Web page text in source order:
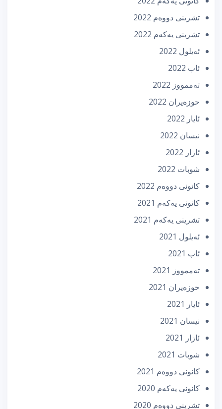
تشرینی دووه‌م 2022
تشرینی یه‌كه‌م 2022
ئه‌یلول 2022
ئاب 2022
تەممووز 2022
حوزه‌یران 2022
ئایار 2022
نیسان 2022
ئازار 2022
شوبات 2022
كانونی دووه‌م 2022
كانونی یه‌كه‌م 2021
تشرینی یه‌كه‌م 2021
ئه‌یلول 2021
ئاب 2021
تەممووز 2021
حوزه‌یران 2021
ئایار 2021
نیسان 2021
ئازار 2021
شوبات 2021
كانونی دووه‌م 2021
كانونی یه‌كه‌م 2020
تشرینی دووه‌م 2020